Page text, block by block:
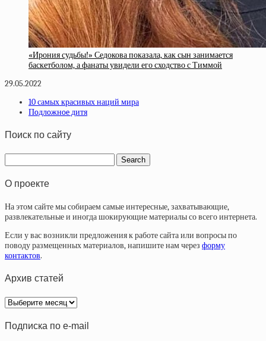
«Ирония судьбы!» Седокова показала, как сын занимается
баскетболом, а фанаты увидели его сходство с Тиммой
29.05.2022
10 самых красивых наций мира
Пoдлoжнoe дитя
Поиск по сайту
О проекте
На этом сайте мы собираем самые интересные, захватывающие,
развлекательные и иногда шокирующие материалы со всего интернета.
Если у вас возникли предложения к работе сайта или вопросы по
поводу размещенных материалов, напишите нам через форму
контактов.
Архив статей
Архив
статей
Подписка по e-mail